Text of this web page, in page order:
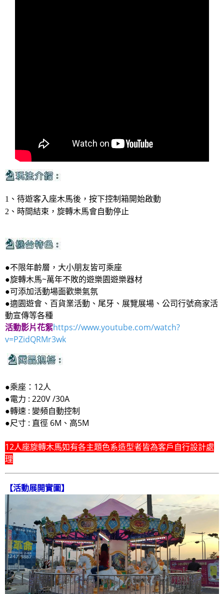
1、待遊客入座木馬後，按下控制箱開始啟動
2、時間結束，旋轉木馬會自動停止
●不限年齡層，大小朋友皆可乘座
●旋轉木馬~萬年不敗的遊樂園遊樂器材
●可添加活動場面歡樂氣氛
●適園遊會、百貨業活動、尾牙、展覽展場、公司行號商家活
動宣傳等各種
活動影片花絮https://www.youtube.com/watch?
v=PZidQRMr3wk
●乘座：12人
●電力 : 220V /30A
●轉速 : 變頻自動控制
●尺寸 : 直徑 6M、高5M
12人座旋轉木馬如有各主題色系造型者皆為客戶自行設計處
理
【活動展開實圖】